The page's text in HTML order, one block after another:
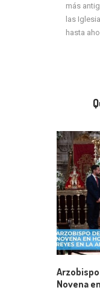
más
las
hasta
Novena